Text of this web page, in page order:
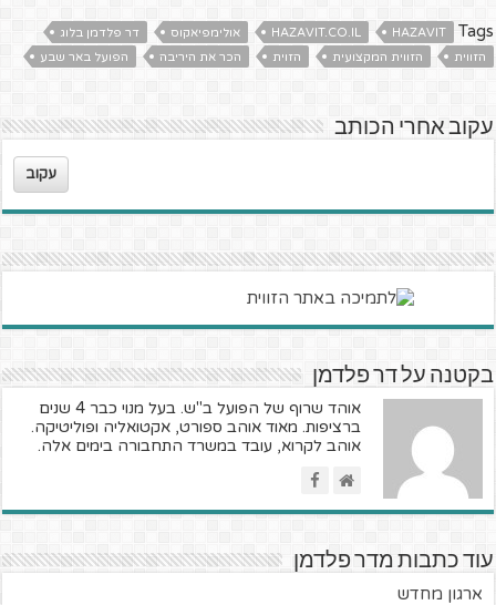
Tags
HAZAVIT
HAZAVIT.CO.IL אולימפיאקוס
דר פלדמן בלוג
הזווית
הזווית המקצועית הזוית הכר את היריבה הפועל באר שבע
עקוב אחרי הכותב
עקוב
בקטנה על דר פלדמן
אוהד שרוף של הפועל ב"ש. בעל מנוי כבר 4 שנים
ברציפות. מאוד אוהב ספורט, אקטואליה ופוליטיקה.
אוהב לקרוא, עובד במשרד התחבורה בימים אלה.
עוד כתבות מדר פלדמן
ארגון מחדש